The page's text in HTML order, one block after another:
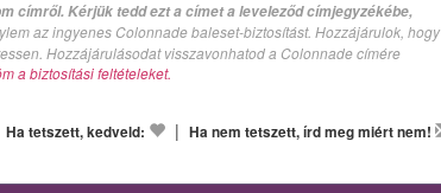
címről. Kérjük tedd ezt a címet a leveleződ címjegyzékébe,
az ingyenes Colonnade baleset-biztosítást. Hozzájárulok, hogy
Hozzájárulásodat visszavonhatod a Colonnade címére
a biztosítási feltételeket.
Ha tetszett, kedveld: | Ha nem tetszett, írd meg miért nem!